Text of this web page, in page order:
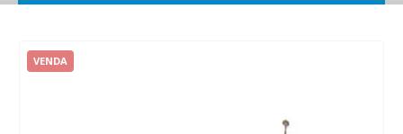
VENDA